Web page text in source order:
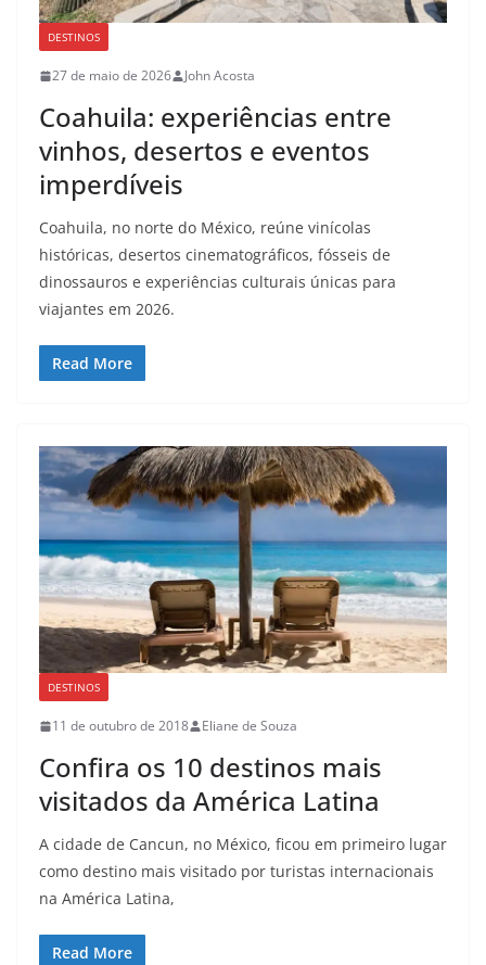
DESTINOS
27 de maio de 2026 John Acosta
Coahuila: experiências entre
vinhos, desertos e eventos
imperdíveis
Coahuila, no norte do México, reúne vinícolas
históricas, desertos cinematográficos, fósseis de
dinossauros e experiências culturais únicas para
viajantes em 2026.
Read More
DESTINOS
11 de outubro de 2018 Eliane de Souza
Confira os 10 destinos mais
visitados da América Latina
A cidade de Cancun, no México, ficou em primeiro lugar
como destino mais visitado por turistas internacionais
na América Latina,
Read More